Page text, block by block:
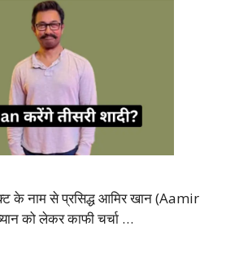
के नाम से प्रसिद्ध आमिर खान (Aamir
को लेकर काफी चर्चा …